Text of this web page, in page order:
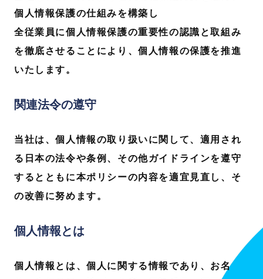
個人情報保護の仕組みを構築し
全従業員に個人情報保護の重要性の認識と取組み
を徹底させることにより、個人情報の保護を推進
いたします。
関連法令の遵守
当社は、個人情報の取り扱いに関して、適用され
る日本の法令や条例、その他ガイドラインを遵守
するとともに本ポリシーの内容を適宜見直し、そ
の改善に努めます。
個人情報とは
個人情報とは、個人に関する情報であり、お名